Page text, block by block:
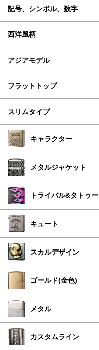
記号、シンボル、数字
西洋風柄
アジアモデル
フラットトップ
スリムタイプ
キャラクター
メタルジャケット
トライバル&タトゥー
キュート
スカルデザイン
ゴールド(金色)
メタル
カスタムライン